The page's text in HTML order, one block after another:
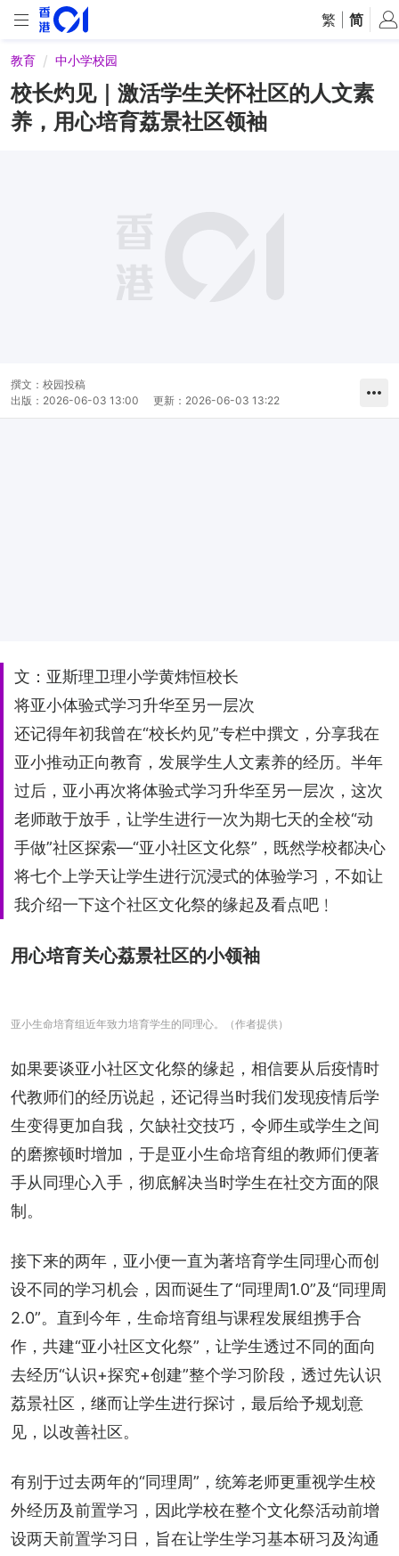
繁 简
教育 中小学校园
校长灼见｜激活学生关怀社区的人文素
养，用心培育荔景社区领袖
撰文： 校园投稿
出版： 2026-06-03 13:00 更新： 2026-06-03 13:22
文：亚斯理卫理小学黄炜恒校长
将亚小体验式学习升华至另一层次
还记得年初我曾在“校长灼见”专栏中撰文，分享我在
亚小推动正向教育，发展学生人文素养的经历。半年
过后，亚小再次将体验式学习升华至另一层次，这次
老师敢于放手，让学生进行一次为期七天的全校“动
手做”社区探索—“亚小社区文化祭”，既然学校都决心
将七个上学天让学生进行沉浸式的体验学习，不如让
我介绍一下这个社区文化祭的缘起及看点吧﹗
用心培育关心荔景社区的小领袖
亚小生命培育组近年致力培育学生的同理心。（作者提供）
如果要谈亚小社区文化祭的缘起，相信要从后疫情时
代教师们的经历说起，还记得当时我们发现疫情后学
生变得更加自我，欠缺社交技巧，令师生或学生之间
的磨擦顿时增加，于是亚小生命培育组的教师们便著
手从同理心入手，彻底解决当时学生在社交方面的限
制。
接下来的两年，亚小便一直为著培育学生同理心而创
设不同的学习机会，因而诞生了“同理周1.0”及“同理周
2.0”。直到今年，生命培育组与课程发展组携手合
作，共建“亚小社区文化祭”，让学生透过不同的面向
去经历“认识+探究+创建”整个学习阶段，透过先认识
荔景社区，继而让学生进行探讨，最后给予规划意
见，以改善社区。
有别于过去两年的“同理周”，统筹老师更重视学生校
外经历及前置学习，因此学校在整个文化祭活动前增
设两天前置学习日，旨在让学生学习基本研习及沟通